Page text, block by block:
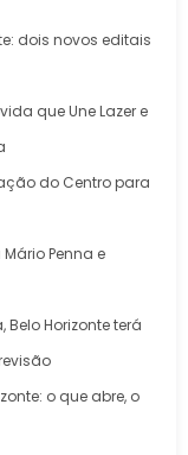
dois novos editais
que Une Lazer e
do Centro para
Penna e
Horizonte terá
o que abre, o